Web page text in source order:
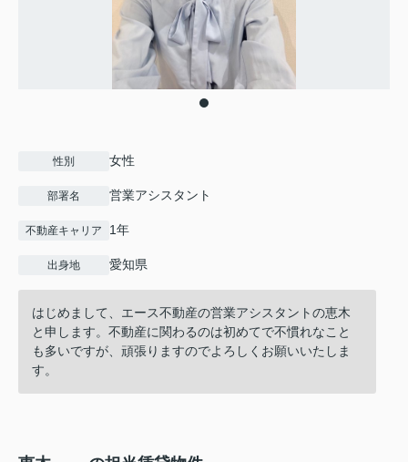
性別 女性
部署名 営業アシスタント
不動産キャリア 1年
出身地 愛知県
はじめまして、エース不動産の営業アシスタントの恵木
と申します。不動産に関わるのは初めてで不慣れなこと
も多いですが、頑張りますのでよろしくお願いいたしま
す。